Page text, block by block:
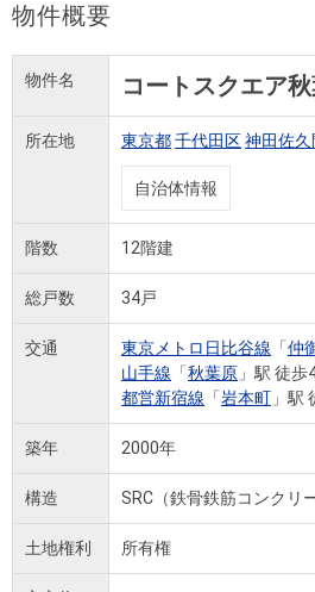
（電子ブ
ック）
物件概要
物件名 コートスクエア
所在地 東京都千代田区神田佐久
自治体情報
階数 12階建
総戸数 34戸
交通 東京メトロ日比谷線 「仲
山手線 「秋葉原 」駅 徒歩
都営新宿線 「岩本町 」駅
築年 2000年
構造 SRC（鉄骨鉄筋コンクリ
土地権利 所有権